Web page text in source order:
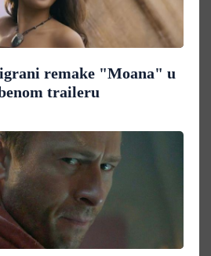
remake "Moana" u
traileru